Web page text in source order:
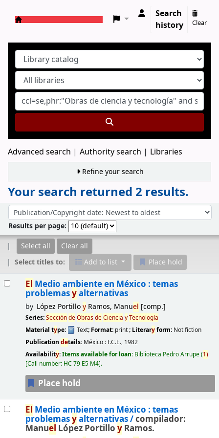
Search
history
Clear
Advanced search Authority search Libraries
Refine your search
Your search returned 2 results.
Sort by:
Results per page:
Select all
Clear all
Select titles to:
Add to list Place hold
El Medio ambiente en México : temas
problemasyalternativas
by López PortilloyRamos, Manuel [comp.]
Series:SeccióndeObrasdeCiencia yTecnología
Material type: Text; Format: print; Literaryform: Not fiction
Publication details: México : F.C.E., 1982
Availability:Items available for loan: Biblioteca Pedro Arrupe(1)
Call number: HC 79 E5 M4 .
Place hold
El Medio ambiente en México : temas
problemasyalternativas /compilador:
Manuel López Portillo yRamos.